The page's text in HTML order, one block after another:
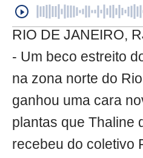
RIO DE JANEIRO,
- Um beco estreito
na zona norte do
ganhou uma cara
plantas que Thaline
recebeu do coletivo